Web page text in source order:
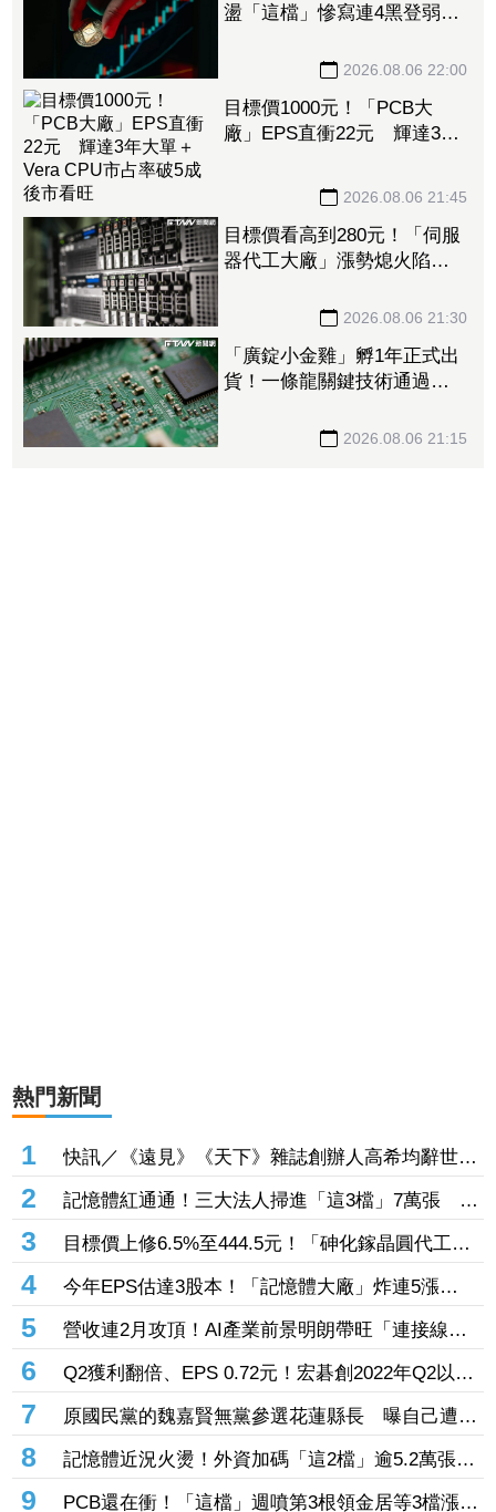
盪「這檔」慘寫連4黑登弱勢
2026.08.06 22:00
目標價1000元！「PCB大
廠」EPS直衝22元 輝達3年
2026.08.06 21:45
目標價看高到280元！「伺服
器代工大廠」漲勢熄火陷連2
張、抽回21億元2026.08.06 21:30
「廣錠小金雞」孵1年正式出
貨！一條龍關鍵技術通過驗
2026.08.06 21:15
熱門新聞
1
快訊／《遠見》《天下》雜誌創辦人高希均辭世
享耆壽90歲
2
記憶體紅通通！三大法人掃進「這3檔」7萬張 砸
229億元連4日補貨南亞科
3
目標價上修6.5%至444.5元！「砷化鎵晶圓代工
廠」7月營收創4年半新高 1.6T光通訊開始貢獻營
收
4
今年EPS估達3股本！「記憶體大廠」炸連5漲
44% 外資卻砍近1.8萬張抱回31.5億元
5
營收連2月攻頂！AI產業前景明朗帶旺「連接線束
大廠」成長 外資目標價喊上3665元
6
Q2獲利翻倍、EPS 0.72元！宏碁創2022年Q2以來
新高 9月IFA將發表AI PC新品
7
原國民黨的魏嘉賢無黨參選花蓮縣長 曝自己遭打
壓當花蓮市長水塔還被投毒「次氯酸鈉」
8
記憶體近況火燙！外資加碼「這2檔」逾5.2萬張
旺宏獲投入近17億元、近5日大漲40%
9 PCB還在衝！「這檔」週噴第3根領金居等3檔漲